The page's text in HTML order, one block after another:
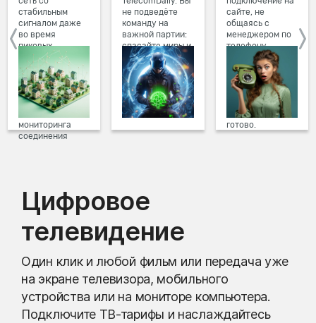
стабильным
сигналом даже
во время
пиковых
нагрузок в
вечернее время.
Мы постоянно
обновляем наше
оборудование в
домах, а система
мониторинга
соединения
не подведёте
команду на
важной партии:
спасайте миры и
побеждайте с
друзьями в
онлайн-играх.
сайте, не
общаясь с
менеджером по
телефону.
Просто в три
клика заполните
форму заявки на
сайте, выберите
дату и время
подключения,
готово.
Цифровое
телевидение
Один клик и любой фильм или передача уже
на экране телевизора, мобильного
устройства или на мониторе компьютера.
Подключите ТВ-тарифы и наслаждайтесь